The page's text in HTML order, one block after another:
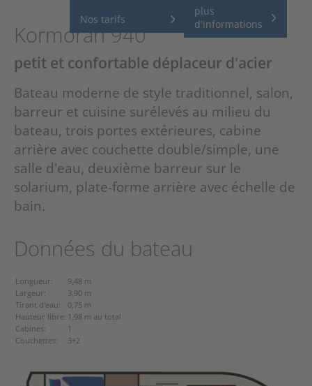
plus
d'informations
Nos tarifs
Kormoran 940
petit et confortable déplaceur d'acier
Bateau moderne de style traditionnel, salon,
barreur et cuisine surélevés au milieu du
bateau, trois portes extérieures, cabine
arrière avec couchette double/simple, une
salle d'eau, deuxième barreur sur le
solarium, plate-forme arrière avec échelle de
bain.
Données du bateau
Longueur:
9,48 m
Largeur:
3,90 m
Tirant d'eau:
0,75 m
Hauteur libre: 1,98 m au total
Cabines:
1
Couchettes:
3+2